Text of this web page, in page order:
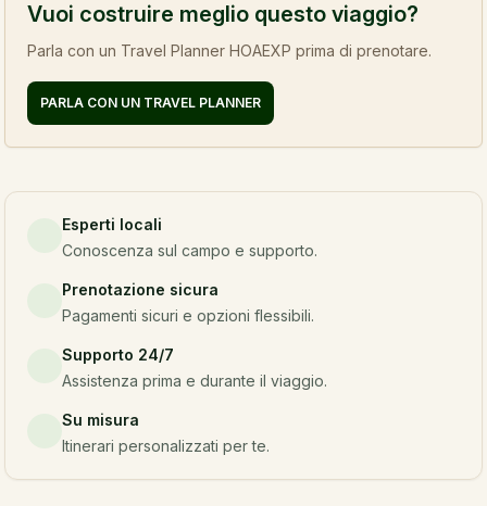
Vuoi costruire meglio questo viaggio?
Parla con un Travel Planner HOAEXP prima di prenotare.
PARLA CON UN TRAVEL PLANNER
Esperti locali
Conoscenza sul campo e supporto.
Prenotazione sicura
Pagamenti sicuri e opzioni flessibili.
Supporto 24/7
Assistenza prima e durante il viaggio.
Su misura
Itinerari personalizzati per te.